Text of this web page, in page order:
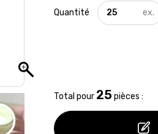
quantité
de
Total pour 25 pièces :